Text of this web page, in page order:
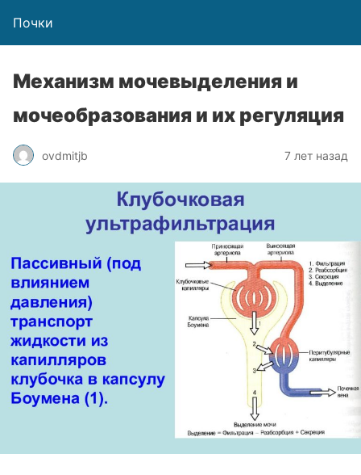
Почки
Механизм мочевыделения и
мочеобразования и их регуляция
ovdmitjb 7 лет назад